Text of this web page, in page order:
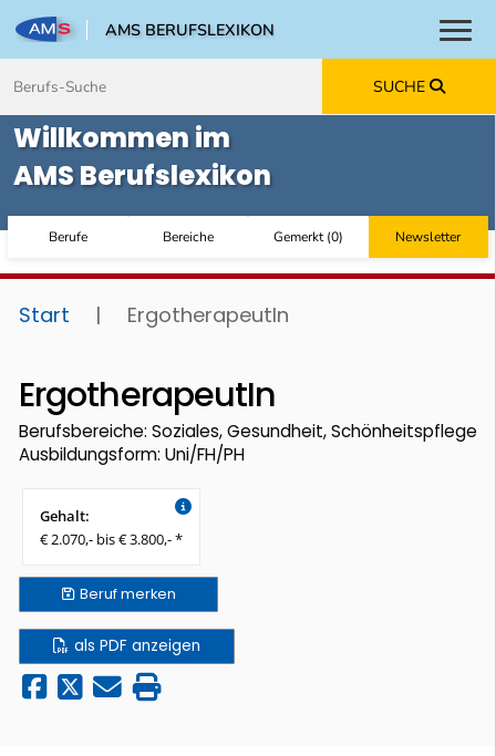
AMS BERUFSLEXIKON
SUCHE
Willkommen im
AMS Berufslexikon
Berufe Bereiche Gemerkt(0) Newsletter
Start | ErgotherapeutIn
ErgotherapeutIn
Berufsbereiche: Soziales, Gesundheit, Schönheitspflege
Ausbildungsform: Uni/FH/PH
Gehalt:
€ 2.070,- bis € 3.800,- *
Berufmerken
als PDF anzeigen